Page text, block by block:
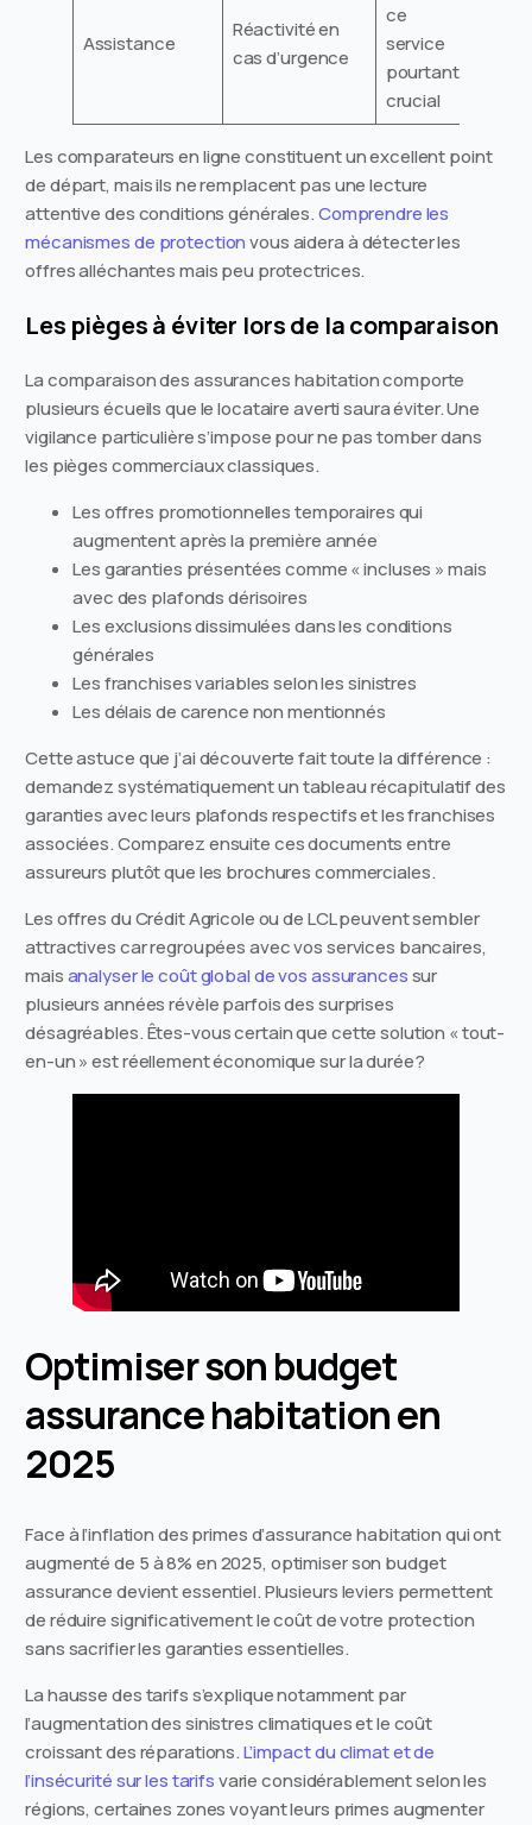
Assistance
Réactivité en
cas d’urgence
ce
service
pourtant
crucial
Les comparateurs en ligne constituent un excellent point
de départ, mais ils ne remplacent pas une lecture
attentive des conditions générales.Comprendre les
mécanismes de protectionvous aidera à détecter les
offres alléchantes mais peu protectrices.
Les pièges à éviter lors de la comparaison
La comparaison des assurances habitation comporte
plusieurs écueils que le locataire averti saura éviter. Une
vigilance particulière s’impose pour ne pas tomber dans
les pièges commerciaux classiques.
Les offres promotionnelles temporaires qui
augmentent après la première année
Les garanties présentées comme « incluses » mais
avec des plafonds dérisoires
Les exclusions dissimulées dans les conditions
générales
Les franchises variables selon les sinistres
Les délais de carence non mentionnés
Cette astuce que j’ai découverte fait toute la différence :
demandez systématiquement un tableau récapitulatif des
garanties avec leurs plafonds respectifs et les franchises
associées. Comparez ensuite ces documents entre
assureurs plutôt que les brochures commerciales.
Les offres du Crédit Agricole ou de LCL peuvent sembler
attractives car regroupées avec vos services bancaires,
maisanalyser le coût global de vos assurancessur
plusieurs années révèle parfois des surprises
désagréables. Êtes-vous certain que cette solution « tout-
en-un » est réellement économique sur la durée?
Optimiser son budget
assurance habitation en
2025
Face à l’inflation des primes d’assurance habitation qui ont
augmenté de 5 à 8% en 2025, optimiser son budget
assurance devient essentiel. Plusieurs leviers permettent
de réduire significativement le coût de votre protection
sans sacrifier les garanties essentielles.
La hausse des tarifs s’explique notamment par
l’augmentation des sinistres climatiques et le coût
croissant des réparations.L’impact du climat et de
l’insécurité sur les tarifsvarie considérablement selon les
régions, certaines zones voyant leurs primes augmenter